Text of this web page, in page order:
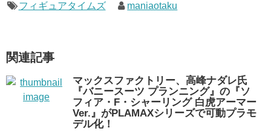
フィギュアタイムズ maniaotaku
関連記事
マックスファクトリー、高峰ナダレ氏
『バニースーツ プランニング』の『ソ
フィア・F・シャーリング 白虎アーマー
Ver.』がPLAMAXシリーズで可動プラモ
デル化！